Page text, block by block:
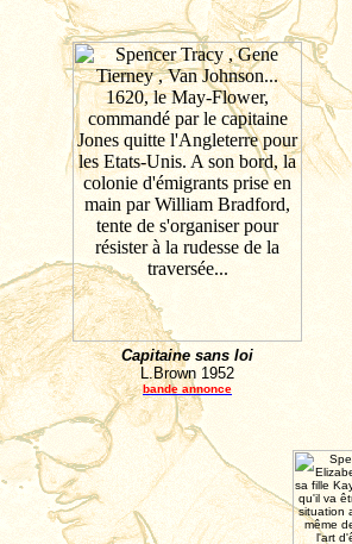
Capitaine sans loi
L.Brown 1952
bande annonce